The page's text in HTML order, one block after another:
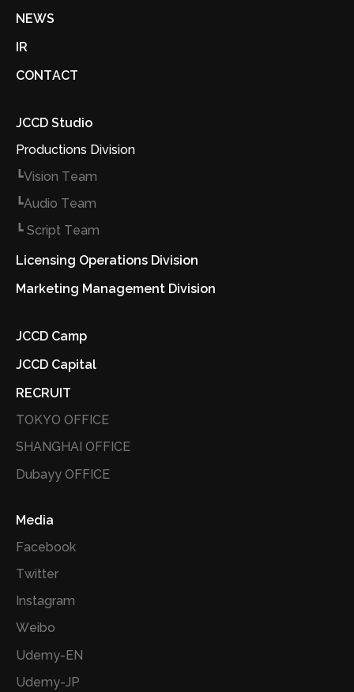
NEWS
IR
CONTACT
JCCD Studio
Productions Division
┗Vision Team
┗Audio Team
┗ Script Team
Licensing Operations Division
Marketing Management Division
JCCD Camp
JCCD Capital
RECRUIT
TOKYO OFFICE
SHANGHAI OFFICE
Dubayy OFFICE
Media
Facebook
Twitter
Instagram
Weibo
Udemy-EN
Udemy-JP